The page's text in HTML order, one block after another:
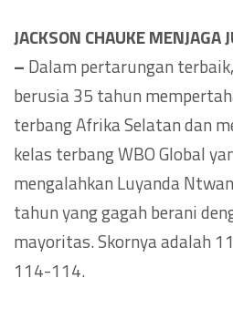
JACKSON CHAUKE MENJAGA
– Dalam pertarungan
berusia 35 tahun
terbang Afrika Selatan dan
kelas terbang WBO Global
mengalahkan Luyanda
tahun yang gagah berani
mayoritas. Skornya adalah
114-114.